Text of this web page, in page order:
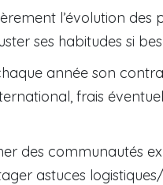
l’évolution des
ses habitudes si
année son
frais
des communautés
astuces